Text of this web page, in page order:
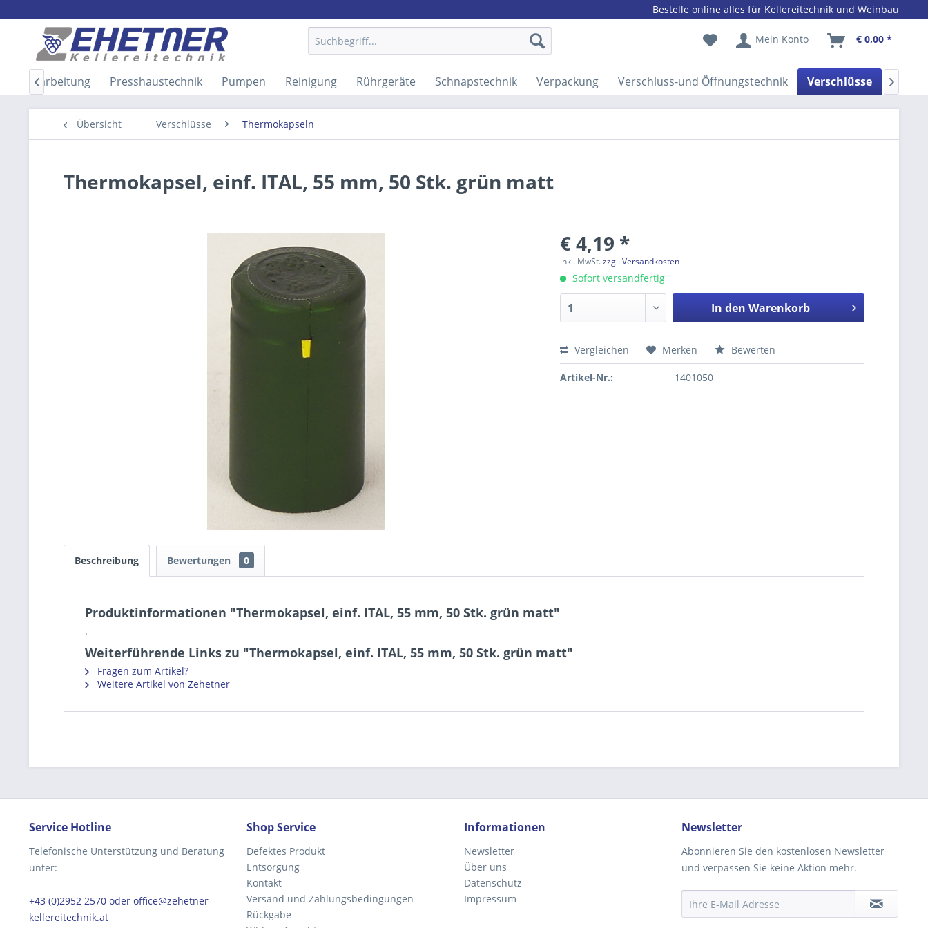
Bestelle online alles für Kellereitechnik und Weinbau
Mein Konto € 0,00 *
Presshaustechnik Pumpen Reinigung Rührgeräte Schnapstechnik Verpackung Verschluss-und Öffnungstechnik Verschlüsse
 
Übersicht Verschlüsse Thermokapseln
Thermokapsel, einf. ITAL, 55 mm, 50 Stk. grün matt
€ 4,19 *
inkl. MwSt.zzgl. Versandkosten
Sofort versandfertig
In den Warenkorb
Preis anfragen
Senden
Vergleichen Merken Bewerten
Artikel-Nr.: 1401050
Beschreibung Bewertungen 0
Produktinformationen "Thermokapsel, einf. ITAL, 55 mm, 50 Stk. grün matt"
.
Weiterführende Links zu "Thermokapsel, einf. ITAL, 55 mm, 50 Stk. grün matt"
Fragen zum Artikel?
Weitere Artikel von Zehetner
Service Hotline
Telefonische Unterstützung und Beratung
unter:
+43 (0)2952 2570 oder office@zehetner-
kellereitechnik.at
Shop Service
Defektes Produkt
Entsorgung
Kontakt
Versand und Zahlungsbedingungen
Rückgabe
Informationen
Newsletter
Über uns
Datenschutz
Impressum
Newsletter
Abonnieren Sie den kostenlosen Newsletter
und verpassen Sie keine Aktion mehr.